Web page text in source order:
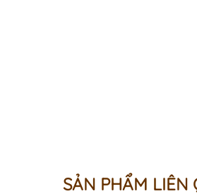
SẢN PHẨM LIÊN